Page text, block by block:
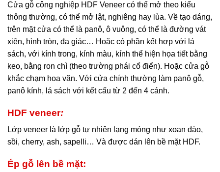
Cửa gỗ công nghiệp HDF Veneer có thể mở theo kiểu
thông thường, có thể mở lật, nghiêng hay lùa. Về tạo dáng,
trên mặt cửa có thể là panô, ô vuông, có thể là đường vát
xiên, hình tròn, đa giác… Hoặc có phần kết hợp với lá
sách, với kính trong, kính màu, kính thể hiện họa tiết bằng
keo, bằng ron chì (theo trường phái cổ điển). Hoặc cửa gỗ
khắc chạm hoa văn. Với cửa chính thường làm panô gỗ,
panô kính, lá sách với kết cấu từ 2 đến 4 cánh.
HDF veneer:
Lớp veneer là lớp gỗ tự nhiên lạng mỏng như xoan đào,
sồi, cherry, ash, sapelli… Và được dán lên bề mặt HDF.
Ép gỗ lên bề mặt: